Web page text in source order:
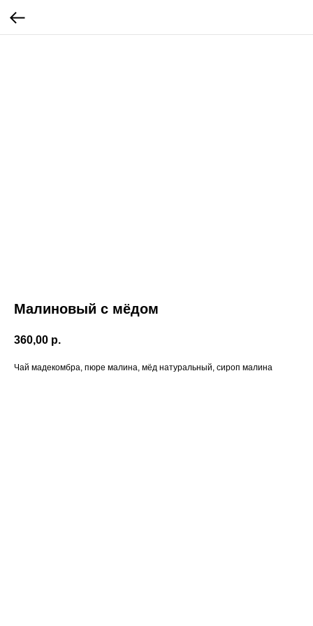
Малиновый с мёдом
360,00 р.
Чай мадекомбра, пюре малина, мёд натуральный, сироп малина